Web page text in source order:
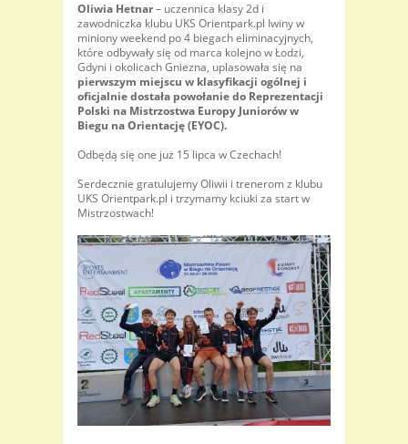
Oliwia Hetnar– uczennica klasy 2d i
zawodniczka klubu UKS Orientpark.pl Iwiny w
miniony weekend po 4 biegach eliminacyjnych,
które odbywały się od marca kolejno w Łodzi,
Gdyni i okolicach Gniezna, uplasowała się na
pierwszym miejscu w klasyfikacji ogólnej i
oficjalnie dostała powołanie do Reprezentacji
Polski na Mistrzostwa Europy Juniorów w
Biegu na Orientację (EYOC).
Odbędą się one już 15 lipca w Czechach!
Serdecznie gratulujemy Oliwii i trenerom z klubu
UKS Orientpark.pl i trzymamy kciuki za start w
Mistrzostwach!